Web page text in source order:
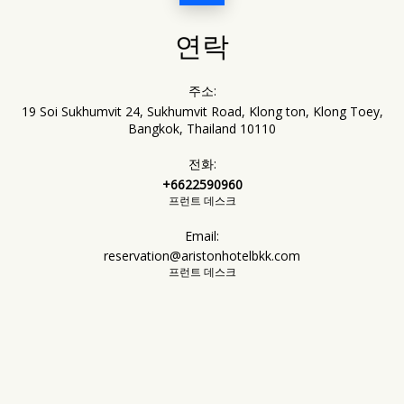
연락
주소:
19 Soi Sukhumvit 24, Sukhumvit Road, Klong ton, Klong Toey,
Bangkok, Thailand 10110
전화:
+6622590960
프런트 데스크
Email:
reservation@aristonhotelbkk.com
프런트 데스크